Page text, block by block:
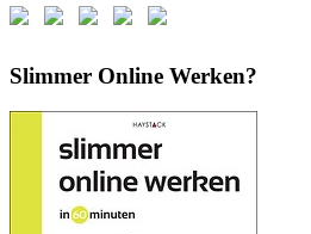
Slimmer Online Werken?